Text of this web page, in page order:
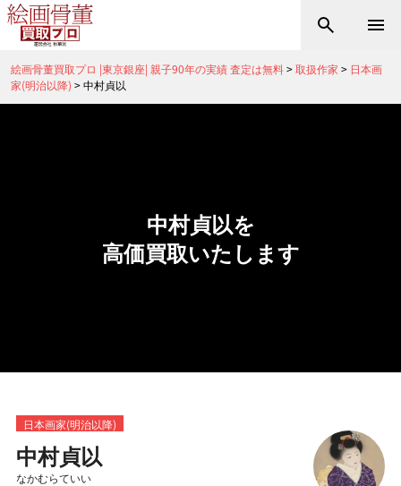
絵画骨董買取プロ |東京銀座| 親子90年の実績 査定は無料>取扱作家 > 日本画
家(明治以降) >中村貞以
中村貞以を
高価買取いたします
日本画家(明治以降)
中村貞以
なかむらていい